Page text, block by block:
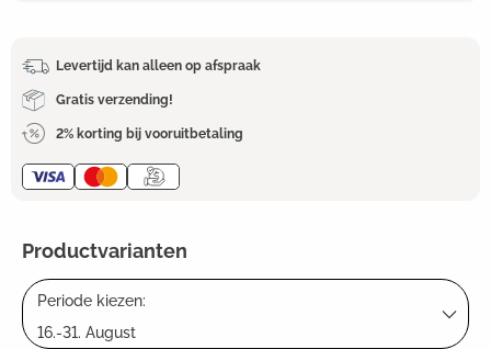
Levertijd kan alleen op afspraak
Gratis verzending!
2% korting bij vooruitbetaling
Productvarianten
Periode kiezen:
16.-31. August